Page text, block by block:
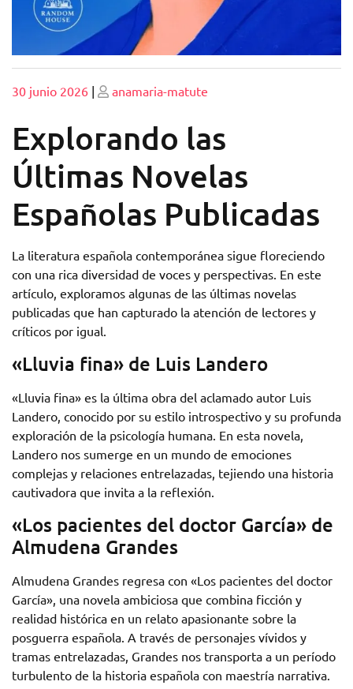
Publicado
30 junio 2026 | Publicado
anamaria-matute
Explorando las
Últimas Novelas
Españolas Publicadas
La literatura española contemporánea sigue floreciendo
con una rica diversidad de voces y perspectivas. En este
artículo, exploramos algunas de las últimas novelas
publicadas que han capturado la atención de lectores y
críticos por igual.
«Lluvia fina» de Luis Landero
«Lluvia fina» es la última obra del aclamado autor Luis
Landero, conocido por su estilo introspectivo y su profunda
exploración de la psicología humana. En esta novela,
Landero nos sumerge en un mundo de emociones
complejas y relaciones entrelazadas, tejiendo una historia
cautivadora que invita a la reflexión.
«Los pacientes del doctor García» de
Almudena Grandes
Almudena Grandes regresa con «Los pacientes del doctor
García», una novela ambiciosa que combina ficción y
realidad histórica en un relato apasionante sobre la
posguerra española. A través de personajes vívidos y
tramas entrelazadas, Grandes nos transporta a un período
turbulento de la historia española con maestría narrativa.